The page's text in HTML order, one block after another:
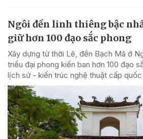
Ngôi đền linh thiêng bậc
giữ hơn 100 đạo sắc phong
Xây dựng từ thời Lê, đền Bạch Mã ở
triều đại phong kiến ban hơn 100 đạo
lịch sử - kiến trúc nghệ thuật cấp quốc